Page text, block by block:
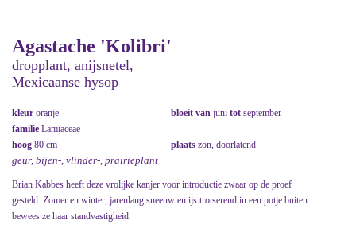
Agastache 'Kolibri'
dropplant, anijsnetel,
Mexicaanse hysop
kleur oranje bloeit van juni tot september
familie Lamiaceae
hoog 80 cm plaats zon, doorlatend
geur, bijen-, vlinder-, prairieplant
Brian Kabbes heeft deze vrolijke kanjer voor introductie zwaar op de proef
gesteld. Zomer en winter, jarenlang sneeuw en ijs trotserend in een potje buiten
bewees ze haar standvastigheid.